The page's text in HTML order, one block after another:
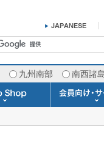
九州南部 南西諸